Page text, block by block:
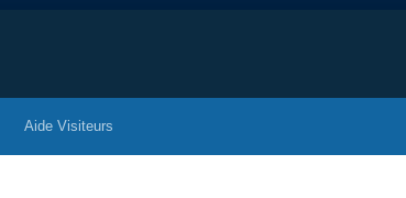
Aide Visiteurs